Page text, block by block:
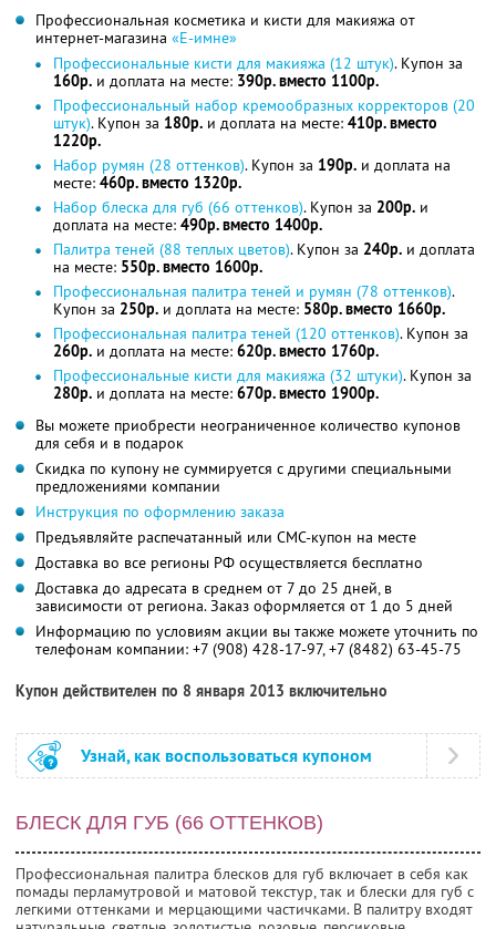
Профессиональная косметика и кисти для макияжа от
интернет-магазина «Е-имне»
Профессиональные кисти для макияжа (12 штук). Купон за
160р. и доплата на месте: 390р. вместо 1100р.
Профессиональный набор кремообразных корректоров (20
штук). Купон за 180р. и доплата на месте: 410р. вместо
1220р.
Набор румян (28 оттенков). Купон за 190р. и доплата на
месте: 460р. вместо 1320р.
Набор блеска для губ (66 оттенков). Купон за 200р. и
доплата на месте: 490р. вместо 1400р.
Палитра теней (88 теплых цветов). Купон за 240р. и доплата
на месте: 550р. вместо 1600р.
Профессиональная палитра теней и румян (78 оттенков).
Купон за 250р. и доплата на месте: 580р. вместо 1660р.
Профессиональная палитра теней (120 оттенков). Купон за
260р. и доплата на месте: 620р. вместо 1760р.
Профессиональные кисти для макияжа (32 штуки). Купон за
280р. и доплата на месте: 670р. вместо 1900р.
Вы можете приобрести неограниченное количество купонов
для себя и в подарок
Скидка по купону не суммируется с другими специальными
предложениями компании
Инструкция по оформлению заказа
Предъявляйте распечатанный или СМС-купон на месте
Доставка во все регионы РФ осуществляется бесплатно
Доставка до адресата в среднем от 7 до 25 дней, в
зависимости от региона. Заказ оформляется от 1 до 5 дней
Информацию по условиям акции вы также можете уточнить по
телефонам компании: +7 (908) 428-17-97, +7 (8482) 63-45-75
Купон действителен по 8 января 2013 включительно
Узнай, как воспользоваться купоном
БЛЕСК ДЛЯ ГУБ (66 ОТТЕНКОВ)
Профессиональная палитра блесков для губ включает в себя как
помады перламутровой и матовой текстур, так и блески для губ с
легкими оттенками и мерцающими частичками. В палитру входят